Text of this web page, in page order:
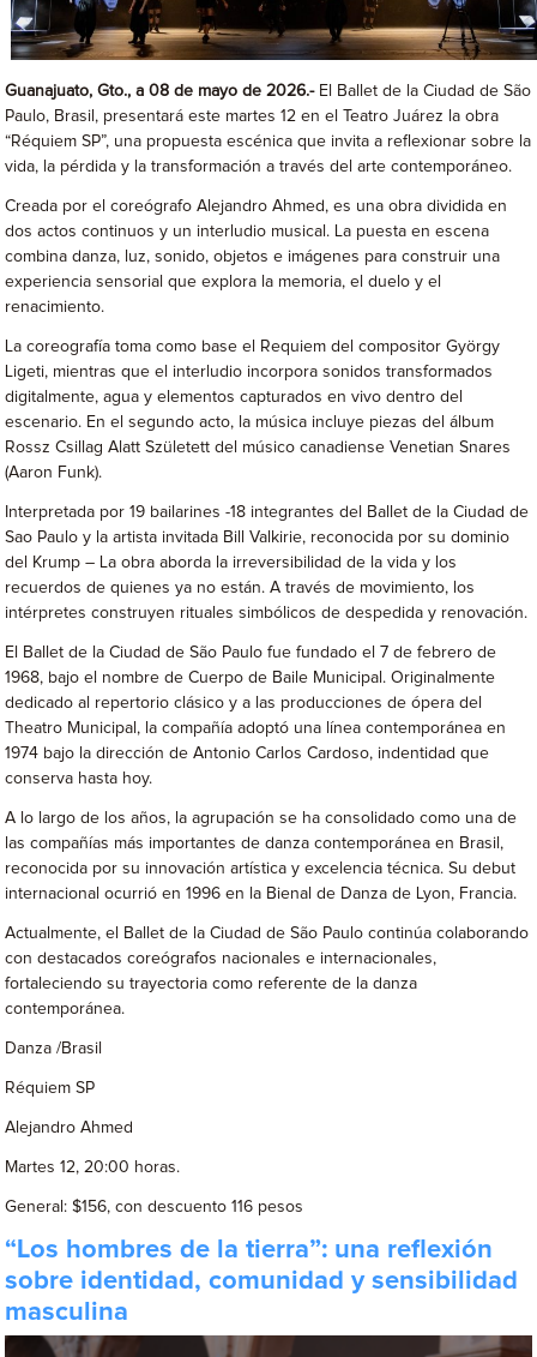
Guanajuato, Gto., a 08 de mayo de 2026.- El Ballet de la Ciudad de São
Paulo, Brasil, presentará este martes 12 en el Teatro Juárez la obra
“Réquiem SP”, una propuesta escénica que invita a reflexionar sobre la
vida, la pérdida y la transformación a través del arte contemporáneo.
Creada por el coreógrafo Alejandro Ahmed, es una obra dividida en
dos actos continuos y un interludio musical. La puesta en escena
combina danza, luz, sonido, objetos e imágenes para construir una
experiencia sensorial que explora la memoria, el duelo y el
renacimiento.
La coreografía toma como base el Requiem del compositor György
Ligeti, mientras que el interludio incorpora sonidos transformados
digitalmente, agua y elementos capturados en vivo dentro del
escenario. En el segundo acto, la música incluye piezas del álbum
Rossz Csillag Alatt Született del músico canadiense Venetian Snares
(Aaron Funk).
Interpretada por 19 bailarines -18 integrantes del Ballet de la Ciudad de
Sao Paulo y la artista invitada Bill Valkirie, reconocida por su dominio
del Krump – La obra aborda la irreversibilidad de la vida y los
recuerdos de quienes ya no están. A través de movimiento, los
intérpretes construyen rituales simbólicos de despedida y renovación.
El Ballet de la Ciudad de São Paulo fue fundado el 7 de febrero de
1968, bajo el nombre de Cuerpo de Baile Municipal. Originalmente
dedicado al repertorio clásico y a las producciones de ópera del
Theatro Municipal, la compañía adoptó una línea contemporánea en
1974 bajo la dirección de Antonio Carlos Cardoso, indentidad que
conserva hasta hoy.
A lo largo de los años, la agrupación se ha consolidado como una de
las compañías más importantes de danza contemporánea en Brasil,
reconocida por su innovación artística y excelencia técnica. Su debut
internacional ocurrió en 1996 en la Bienal de Danza de Lyon, Francia.
Actualmente, el Ballet de la Ciudad de São Paulo continúa colaborando
con destacados coreógrafos nacionales e internacionales,
fortaleciendo su trayectoria como referente de la danza
contemporánea.
Danza /Brasil
Réquiem SP
Alejandro Ahmed
Martes 12, 20:00 horas.
General: $156, con descuento 116 pesos
“Los hombres de la tierra”: una reflexión
sobre identidad, comunidad y sensibilidad
masculina